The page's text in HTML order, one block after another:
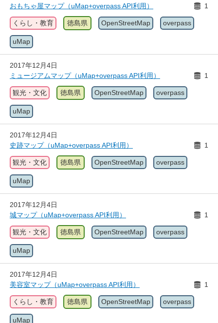
おもちゃ屋マップ（uMap+overpass API利用）
1
くらし・教育 徳島県 OpenStreetMap overpass
uMap
2017年12月4日
ミュージアムマップ（uMap+overpass API利用）
1
観光・文化 徳島県 OpenStreetMap overpass
uMap
2017年12月4日
史跡マップ（uMap+overpass API利用）
1
観光・文化 徳島県 OpenStreetMap overpass
uMap
2017年12月4日
城マップ（uMap+overpass API利用）
1
観光・文化 徳島県 OpenStreetMap overpass
uMap
2017年12月4日
美容室マップ（uMap+overpass API利用）
1
くらし・教育 徳島県 OpenStreetMap overpass
uMap